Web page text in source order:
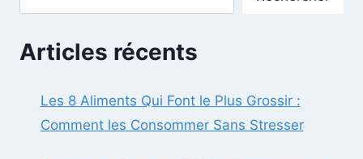
Articles récents
Les 8 Aliments Qui Font le Plus Grossir :
Comment les Consommer Sans Stresser